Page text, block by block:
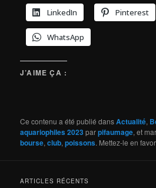
LinkedIn Pinterest
WhatsApp
J’AIME ÇA :
Ce contenu a été publié dansActualité,
aquariophiles 2023parpifaumage, et
bourse,club,poissons. Mettez-le en
ARTICLES RÉCENTS